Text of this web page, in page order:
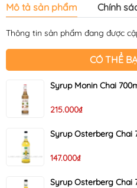
Mô tả sản phẩm Chính
Thông tin sản phẩm đang được
CÓ THỂ
Syrup Monin Chai
215.000₫
Syrup Osterberg Chai
147.000₫
Syrup Osterberg Chai